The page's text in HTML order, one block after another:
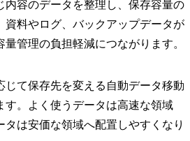
内容のデータを整理し、保存容量の
資料やログ、バックアップデータが
管理の負担軽減につながります。
じて保存先を変える自動データ移動
す。よく使うデータは高速な領域
は安価な領域へ配置しやすくなり